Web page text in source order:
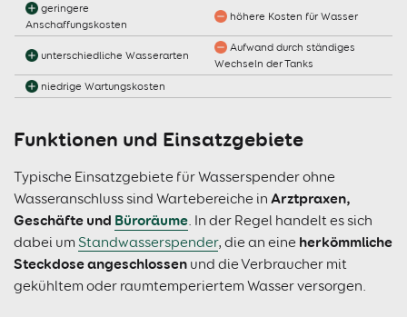
geringere
Anschaffungskosten
höhere Kosten für Wasser
unterschiedliche Wasserarten
Aufwand durch ständiges
Wechseln der Tanks
niedrige Wartungskosten
Funktionen und Einsatzgebiete
Typische Einsatzgebiete für Wasserspender ohne
Wasseranschluss sind Wartebereiche in Arztpraxen,
Geschäfte und Büroräume. In der Regel handelt es sich
dabei um Standwasserspender, die an eine herkömmliche
Steckdoseangeschlossen und die Verbraucher mit
gekühltem oder raumtemperiertem Wasser versorgen.